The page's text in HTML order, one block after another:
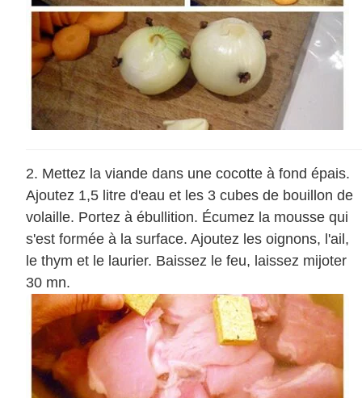
Mettez la viande dans une cocotte à fond épais.
Ajoutez 1,5 litre d'eau et les 3 cubes de bouillon de
volaille. Portez à ébullition. Écumez la mousse qui
s'est formée à la surface. Ajoutez les oignons, l'ail,
le thym et le laurier. Baissez le feu, laissez mijoter
30 mn.